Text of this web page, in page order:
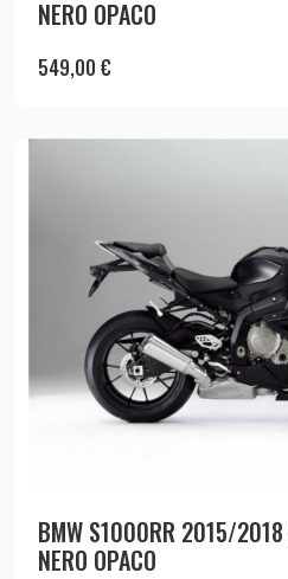
NERO OPACO
549,00 €
BMW S1000RR 2015/2018
NERO OPACO